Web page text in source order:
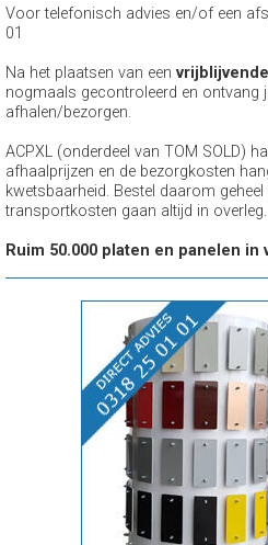
Voor telefonisch advies en/of een
01
Na het plaatsen van een
nogmaals gecontroleerd en ontvang
afhalen/bezorgen.
ACPXL (onderdeel van TOM SOLD)
afhaalprijzen en de bezorgkosten
kwetsbaarheid. Bestel daarom
transportkosten gaan altijd in overleg.
Ruim 50.000 platen en panelen in